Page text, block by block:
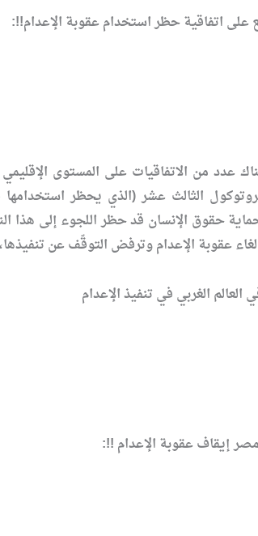
على اتفاقية حظر استخدام عقوبة الإعدام!!:
عدد من الاتفاقيات على المستوى
الثالث عشر (الذي يحظر
حقوق الإنسان قد حظر اللجوء إلى هذا
عقوبة الإعدام وترفض التوقّف عن تنفيذها،
العالم الغربي في تنفيذ الإعدام
إيقاف عقوبة الإعدام !!: